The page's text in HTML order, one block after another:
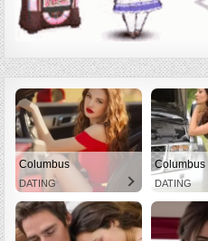
Columbus
DATING
Columbus
DATING